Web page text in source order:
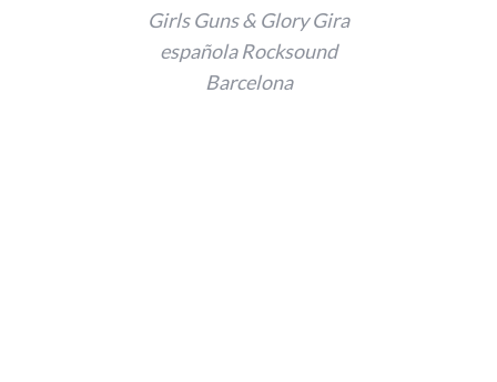
Girls Guns & Glory Gira
española Rocksound
Barcelona